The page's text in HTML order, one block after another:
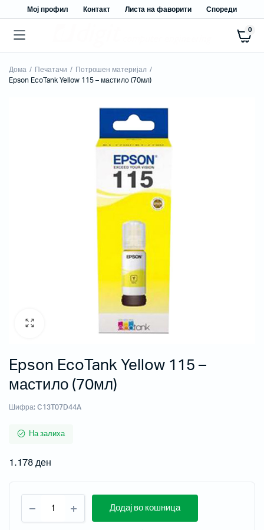
Мој профил Контакт Листа на фаворити Спореди
0
Дома Печатачи
Потрошен материјал
Epson EcoTank Yellow 115 – мастило (70мл)
Epson EcoTank Yellow 115 –
мастило (70мл)
Шифра: C13T07D44A
На залиха
1.178ден
Додај во кошница